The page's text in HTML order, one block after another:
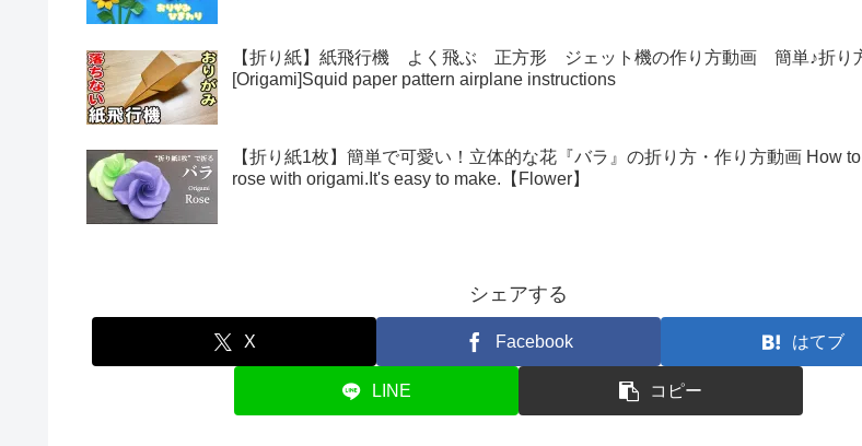
【折り紙】紙飛行機 よく飛ぶ 正方形 ジェット機の作り方動画 簡単♪折り
[Origami]Squid paper pattern airplane instructions
【折り紙1枚】簡単で可愛い！立体的な花『バラ』の折り方・作り方動画 How
rose with origami.It's easy to make.【Flower】
シェアする
X Facebook はてブ
LINE コピー